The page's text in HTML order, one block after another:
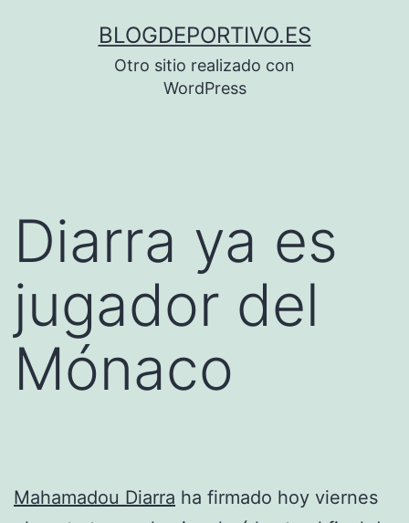
BLOGDEPORTIVO.ES
Otro sitio realizado con
WordPress
Diarra ya es
jugador del
Mónaco
Mahamadou Diarra ha firmado hoy viernes